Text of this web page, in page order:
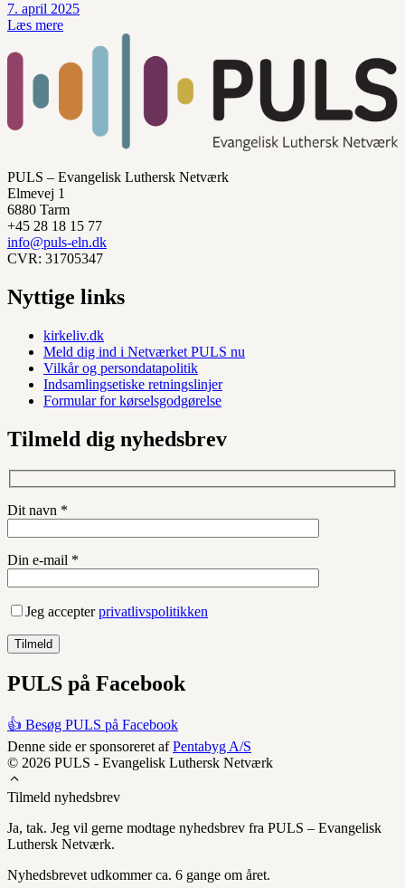
7. april 2025
Læs mere
PULS – Evangelisk Luthersk Netværk
Elmevej 1
6880 Tarm
+45 28 18 15 77
info@puls-eln.dk
CVR: 31705347
Nyttige links
kirkeliv.dk
Meld dig ind i Netværket PULS nu
Vilkår og persondatapolitik
Indsamlingsetiske retningslinjer
Formular for kørselsgodgørelse
Tilmeld dig nyhedsbrev
Dit navn *
Din e-mail *
Jeg accepterprivatlivspolitikken
PULS på Facebook
👍 Besøg PULS på Facebook
Denne side er sponsoreret afPentabyg A/S
© 2026 PULS - Evangelisk Luthersk Netværk
Tilmeld nyhedsbrev
Ja, tak. Jeg vil gerne modtage nyhedsbrev fra PULS – Evangelisk
Luthersk Netværk.
Nyhedsbrevet udkommer ca. 6 gange om året.